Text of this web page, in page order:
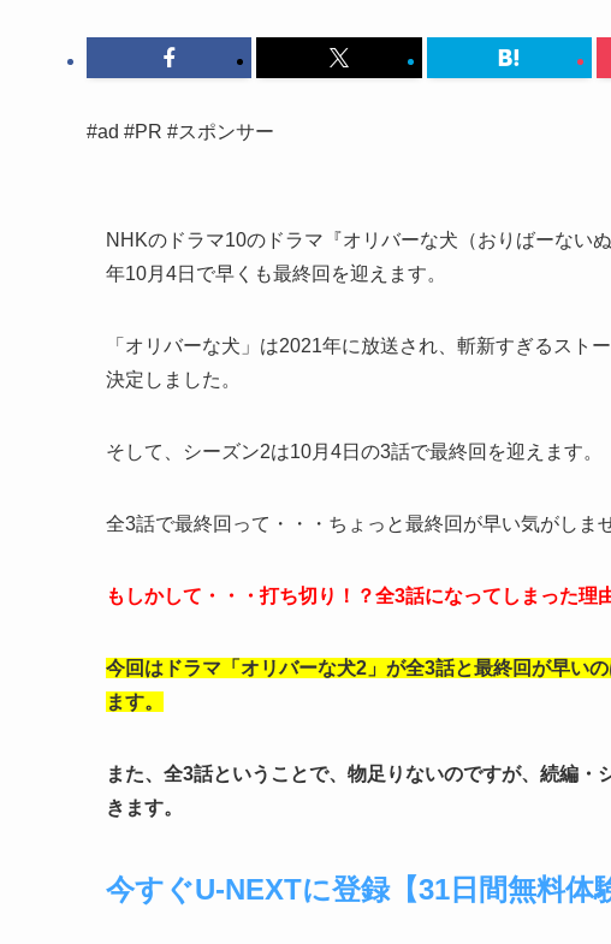
#ad #PR #スポンサー
NHKのドラマ10のドラマ『オリバーな犬（おりばーない
年10月4日で早くも最終回を迎えます。
「オリバーな犬」は2021年に放送され、斬新すぎるス
決定しました。
そして、シーズン2は10月4日の3話で最終回を迎えます。
全3話で最終回って・・・ちょっと最終回が早い気がしま
もしかして・・・打ち切り！？全3話になってしまった理
今回はドラマ「オリバーな犬2」が全3話と最終回が早い
ます。
また、全3話ということで、物足りないのですが、続編
きます。
今すぐU-NEXTに登録【31日間無料体